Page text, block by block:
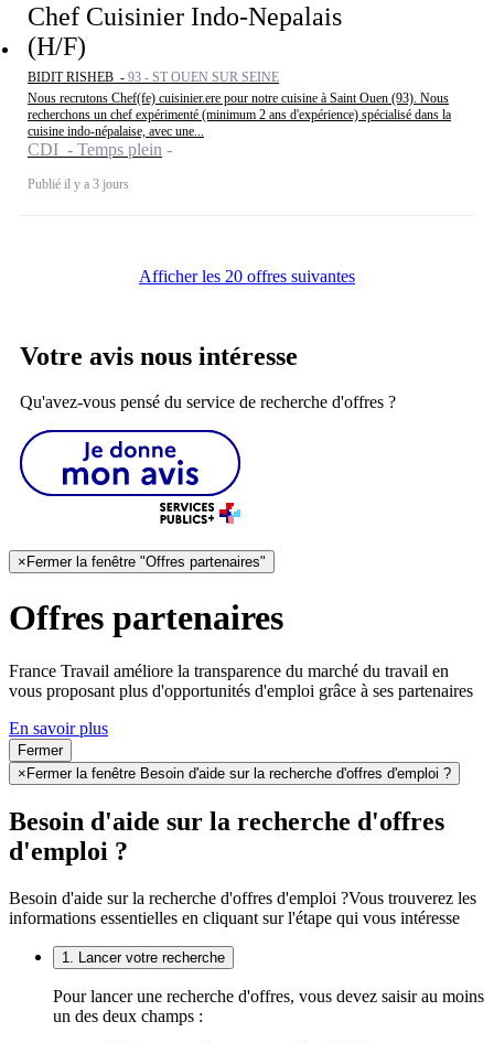
Chef Cuisinier Indo-Nepalais
(H/F)
BIDIT RISHEB - 93 - ST OUEN SUR SEINE
Nous recrutons Chef(fe) cuisinier.ere pour notre cuisine à Saint Ouen (93). Nous
recherchons un chef expérimenté (minimum 2 ans d'expérience) spécialisé dans la
cuisine indo-népalaise, avec une...
CDI - Temps plein
Publié il y a 3 jours
Afficher les 20 offres suivantes
Votre avis nous intéresse
Qu'avez-vous pensé du service de recherche d'offres ?
× Fermer la fenêtre "Offres partenaires"
Offres partenaires
France Travail améliore la transparence du marché du travail en
vous proposant plus d'opportunités d'emploi grâce à ses partenaires
En savoir plus
Fermer
× Fermer la fenêtre Besoin d'aide sur la recherche d'offres d'emploi ?
Besoin d'aide sur la recherche d'offres
d'emploi ?
Besoin d'aide sur la recherche d'offres d'emploi ?Vous trouverez les
informations essentielles en cliquant sur l'étape qui vous intéresse
1. Lancer votre recherche
Pour lancer une recherche d'offres, vous devez saisir au moins
un des deux champs :